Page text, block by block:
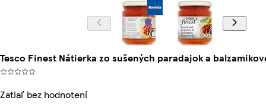
Tesco Finest Nátierka zo sušených paradajok a
Zatiaľ bez hodnotení